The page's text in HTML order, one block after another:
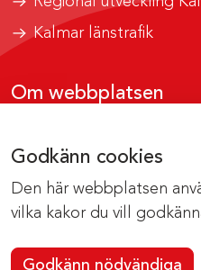
Godkänn cookies
Den här webbplatsen
vilka kakor du vill
Godkänn nödvändiga
Kalmar länstrafik
Om webbplatsen
Om cookies
Kontakta